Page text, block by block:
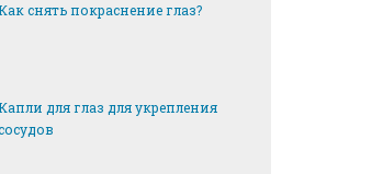
снять покраснение глаз?
для глаз для укрепления